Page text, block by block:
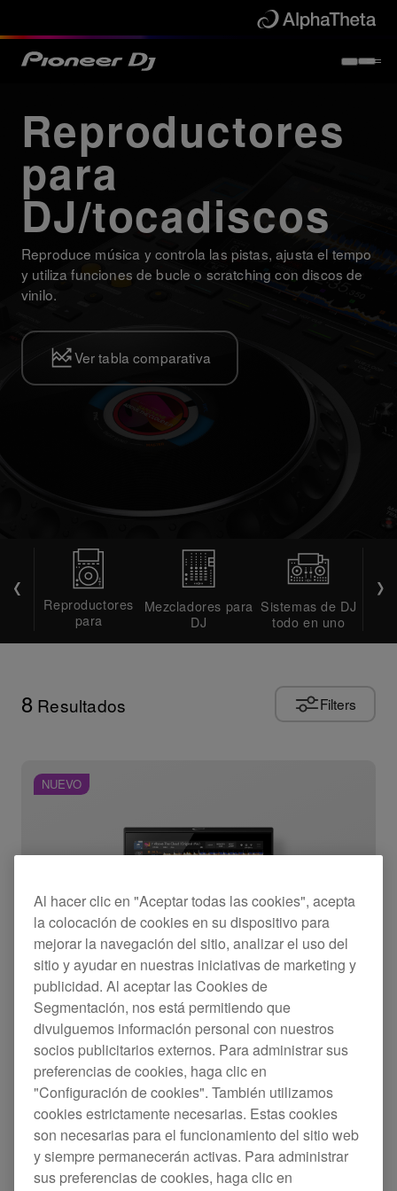
Reproductores
para
DJ/tocadiscos
Reproduce música y controla las pistas, ajusta el tempo
y utiliza funciones de bucle o scratching con discos de
vinilo.
Ver tabla comparativa
Reproductores
para
Mezcladores para
DJ
Sistemas de DJ
todo en uno
8 Resultados Filters
NUEVO
Reproductor múltiple para DJ
Al hacer clic en "Aceptar todas las cookies", acepta
la colocación de cookies en su dispositivo para
mejorar la navegación del sitio, analizar el uso del
sitio y ayudar en nuestras iniciativas de marketing y
publicidad. Al aceptar las Cookies de
Segmentación, nos está permitiendo que
divulguemos información personal con nuestros
socios publicitarios externos. Para administrar sus
preferencias de cookies, haga clic en
"Configuración de cookies". También utilizamos
cookies estrictamente necesarias. Estas cookies
son necesarias para el funcionamiento del sitio web
y siempre permanecerán activas. Para administrar
sus preferencias de cookies, haga clic en